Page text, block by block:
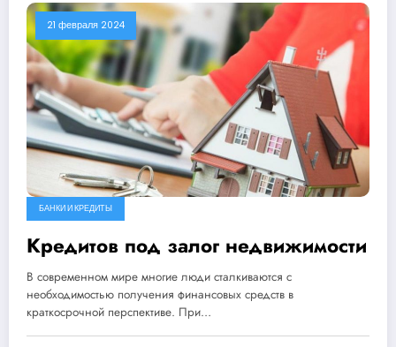
21 февраля 2024
БАНКИ И КРЕДИТЫ
Кредитов под залог недвижимости
В современном мире многие люди сталкиваются с
необходимостью получения финансовых средств в
краткосрочной перспективе. При…